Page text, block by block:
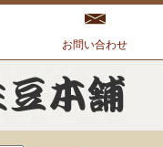
お問い合わせ